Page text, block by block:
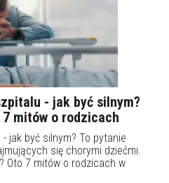
- jak być silnym?
mitów o rodzicach
jak być silnym? To pytanie
się chorymi dziećmi.
Oto 7 mitów o rodzicach w